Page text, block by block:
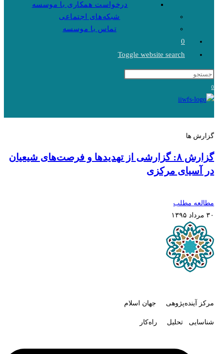
درخواست همکاری با موسسه
شبکه‌های اجتماعی
تماس با موسسه
0
Toggle website search
0
گزارش ها
گزارش ۸: گزارشی از تهدیدها و فرصت‌های شیعیان
در آسیای مرکزی
مطالعه مطلب
۳۰ مرداد ۱۳۹۵
مرکز آینده‌پژوهی جهان اسلام
شناسایی تحلیل راه‌کار